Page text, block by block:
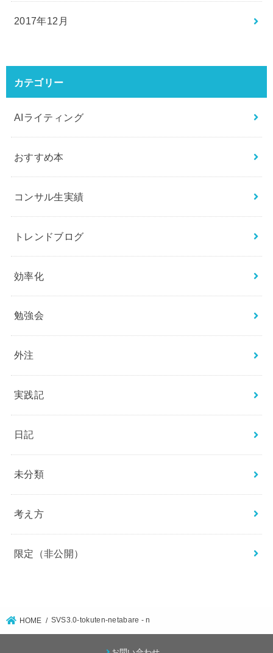
2017年12月
カテゴリー
AIライティング
おすすめ本
コンサル生実績
トレンドブログ
効率化
勉強会
外注
実践記
日記
未分類
考え方
限定（非公開）
HOME SVS3.0-tokuten-netabare - n